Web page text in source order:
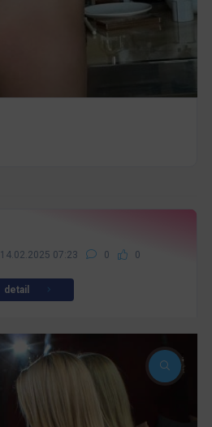
14.02.2025 07:23 0 0
detail